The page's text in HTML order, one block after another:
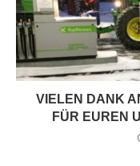
VIELEN DANK
FÜR EUREN